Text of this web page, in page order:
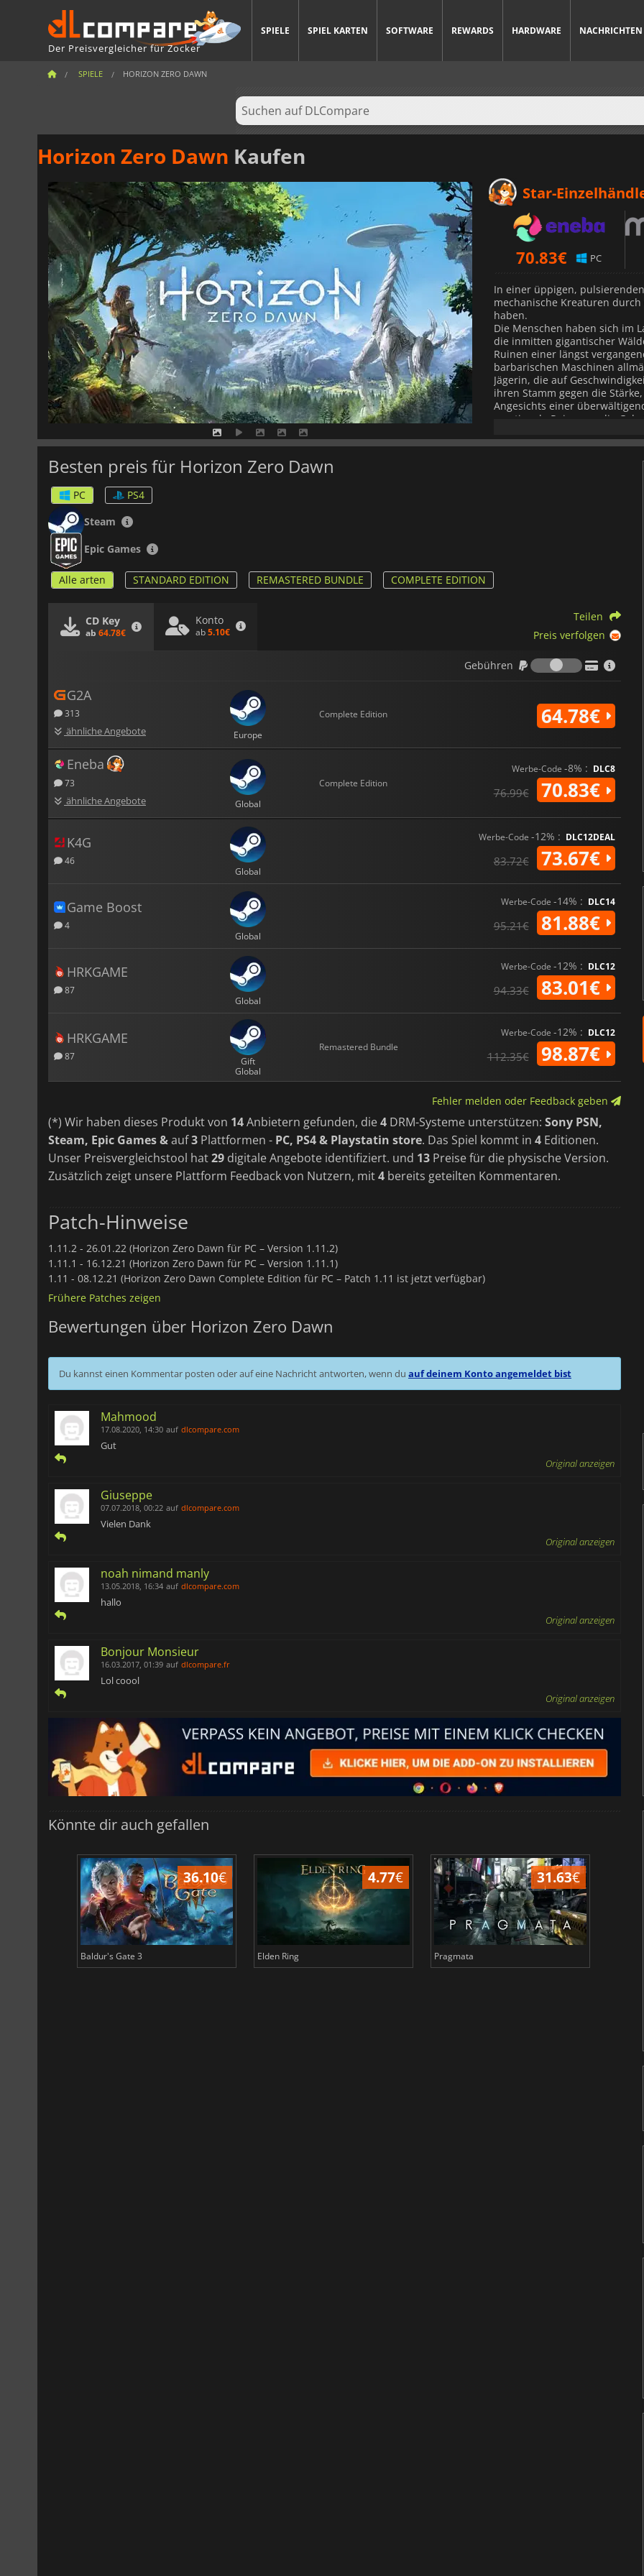
Der Preisvergleicher für Zocker
SPIELE SPIEL KARTEN SOFTWARE REWARDS HARDWARE NACHRICHTEN
SPIELE HORIZON ZERO DAWN
Horizon Zero Dawn Kaufen
Star-
70.83€ PC
In einer üppigen,
mechanische Kreaturen
haben.
Die Menschen haben sich im
die inmitten gigantischer
Ruinen einer längst
barbarischen Maschinen
Jägerin, die auf
ihren Stamm gegen die
Angesichts einer
emotionale Reise, um die
Artefakte aufzudecken und
die über das Schicksal des
Besten preis für Horizon Zero Dawn
PC
PS4
Steam
Epic Games
Alle arten STANDARD EDITION REMASTERED BUNDLE COMPLETE EDITION
CD Key
ab 64.78€
Konto
ab5.10€
Teilen
Preis verfolgen
Gebühren
Gebühren
G2A
313
ähnliche Angebote Europe
Complete Edition 64.78€
Eneba
73
ähnliche Angebote Global
Complete Edition
Werbe-Code -8% : DLC8
76.99€ 70.83€
K4G
46
Global
Werbe-Code -12% : DLC12DEAL
83.72€ 73.67€
Game Boost
4
Global
Werbe-Code -14% : DLC14
95.21€ 81.88€
HRKGAME
87
Global
Werbe-Code -12% : DLC12
94.33€ 83.01€
HRKGAME
87
Gift
Global
Remastered Bundle
Werbe-Code -12% : DLC12
112.35€ 98.87€
Fehler melden oder Feedback geben
(*) Wir haben dieses Produkt von 14Anbietern gefunden, die4 DRM-Systeme unterstützen: Sony PSN,
Steam, Epic Games &auf3 Plattformen - PC, PS4 & Playstatin store. Das Spiel kommt in 4 Editionen.
Unser Preisvergleichstool hat29 digitale Angebote identifiziert. und 13 Preise für die physische Version.
Zusätzlich zeigt unsere Plattform Feedback von Nutzern, mit4 bereits geteilten Kommentaren.
Patch-Hinweise
1.11.2 - 26.01.22 (Horizon Zero Dawn für PC – Version 1.11.2)
1.11.1 - 16.12.21 (Horizon Zero Dawn für PC – Version 1.11.1)
1.11 - 08.12.21 (Horizon Zero Dawn Complete Edition für PC – Patch 1.11 ist jetzt verfügbar)
Frühere Patches zeigen
Bewertungen über Horizon Zero Dawn
Du kannst einen Kommentar posten oder auf eine Nachricht antworten, wenn du auf deinem Konto angemeldet bist
Mahmood
17.08.2020, 14:30 auf dlcompare.com
Gut
Original anzeigen
Giuseppe
07.07.2018, 00:22 auf dlcompare.com
Vielen Dank
Original anzeigen
noah nimand manly
13.05.2018, 16:34 auf dlcompare.com
hallo
Original anzeigen
Bonjour Monsieur
16.03.2017, 01:39 auf dlcompare.fr
Lol coool
Original anzeigen
Könnte dir auch gefallen
36.10€
Baldur's Gate 3
4.77€
Elden Ring
31.63€
Pragmata Total